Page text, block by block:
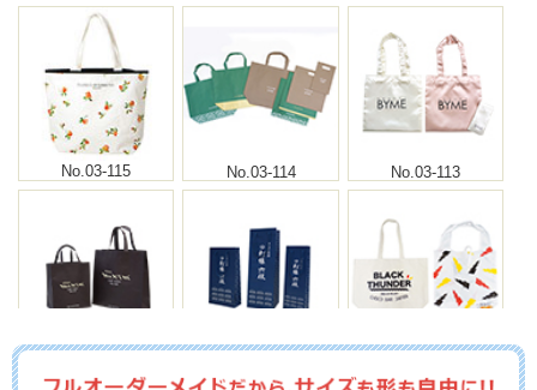
No.03-115 No.03-114 No.03-113
No.03-112 No.03-111 No.03-110